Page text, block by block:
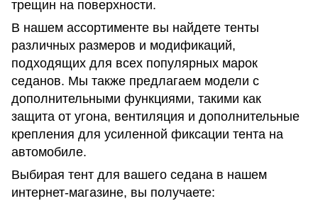
трещин на поверхности.
В нашем ассортименте вы найдете тенты
различных размеров и модификаций,
подходящих для всех популярных марок
седанов. Мы также предлагаем модели с
дополнительными функциями, такими как
защита от угона, вентиляция и дополнительные
крепления для усиленной фиксации тента на
автомобиле.
Выбирая тент для вашего седана в нашем
интернет-магазине, вы получаете: